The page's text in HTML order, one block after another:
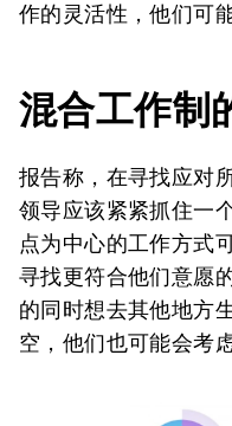
作的灵活性，他们可
混合工作制
报告称，在寻找应对
领导应该紧紧抓住一
点为中心的工作方式
寻找更符合他们意愿
的同时想去其他地方
空，他们也可能会考